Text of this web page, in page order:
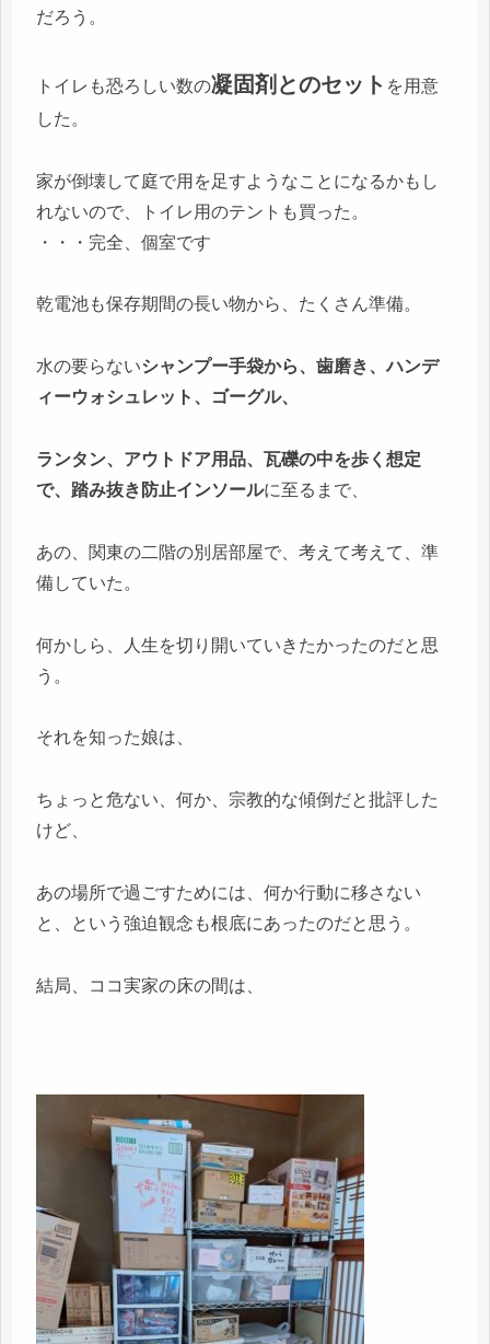
だろう。
トイレも恐ろしい数の凝固剤とのセット を用意
した。
家が倒壊して庭で用を足すようなことになるかもし
れないので、トイレ用のテントも買った。
・・・完全、個室です
乾電池も保存期間の長い物から、たくさん準備。
水の要らないシャンプー手袋から、歯磨き、ハンデ
ィーウォシュレット、ゴーグル、
ランタン、アウトドア用品、瓦礫の中を歩く想定
で、踏み抜き防止インソールに至るまで、
あの、関東の二階の別居部屋で、考えて考えて、準
備していた。
何かしら、人生を切り開いていきたかったのだと思
う。
それを知った娘は、
ちょっと危ない、何か、宗教的な傾倒だと批評した
けど、
あの場所で過ごすためには、何か行動に移さない
と、という強迫観念も根底にあったのだと思う。
結局、ココ実家の床の間は、